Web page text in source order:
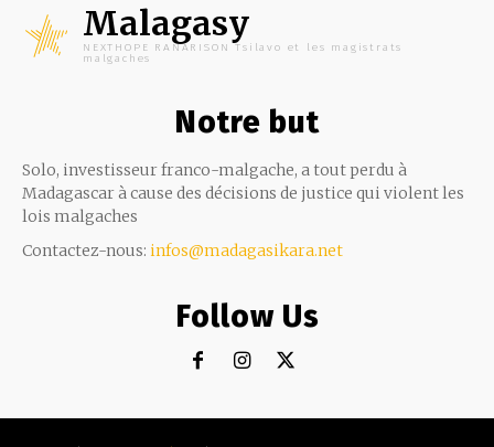
Malagasy
NEXTHOPE RANARISON Tsilavo et les magistrats
malgaches
Notre but
Solo, investisseur franco-malgache, a tout perdu à
Madagascar à cause des décisions de justice qui violent les
lois malgaches
Contactez-nous: infos@madagasikara.net
Follow Us